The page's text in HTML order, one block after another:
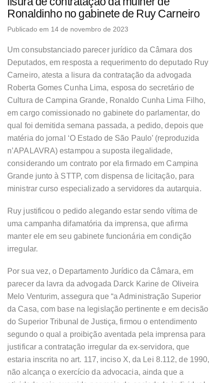
Ronaldinho no gabinete de Ruy Carneiro
Publicado em 14 de novembro de 2023
Um consubstanciado parecer jurídico da Câmara dos
Deputados, em resposta a requerimento do deputado Ruy
Carneiro, atesta a lisura da contratação da advogada
Roberta Gomes Cunha Lima, esposa do secretário de
Cultura de Campina Grande, Ronaldo Cunha Lima Filho,
em cargo comissionado no gabinete do parlamentar, do
qual foi demitida semana passada, a pedido, depois que
matéria do jornal ‘O Estado de São Paulo’ (reproduzida
n’APALAVRA) estampou a suposta ilegalidade,
considerando um contrato por ela firmado em Campina
Grande junto à STTP, com dispensa de licitação, para
ministrar curso especializado a servidores da autarquia.
Ruy justificou o pedido alegando estar sendo vítima de
uma campanha difamatória da imprensa, que afirma
manter ele em seu gabinete funcionária em condição
irregular.
Por sua vez, o Departamento Jurídico da Câmara, em
parecer da lavra da advogada Darck Karine de Oliveira
Melo Venturim, assegura que “a Administração Superior
da Casa, com base na legislação pertinente e em decisão
do Superior Tribunal de Justiça, firmou o entendimento
segundo o qual a proibição aventada pela imprensa para
justificar a contratação irregular da ex-servidora, que
estaria inscrita no art. 117, inciso X, da Lei 8.112, de 1990,
não alcança o exercício da advocacia, ainda que a